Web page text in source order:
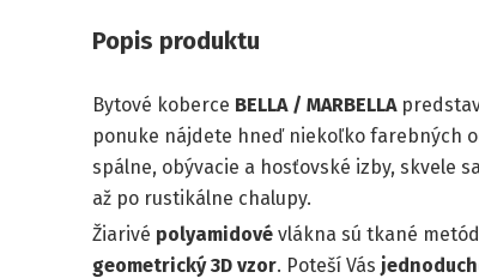
Popis produktu
Bytové koberce BELLA / MARBELLA
ponuke nájdete hneď niekoľko farebných
spálne, obývacie a hosťovské izby, skvele
až po rustikálne chalupy.
Žiarivé polyamidové vlákna sú tkané
geometrický 3D vzor. Poteší Vás